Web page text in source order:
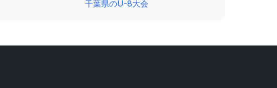
千葉県のU-8大会